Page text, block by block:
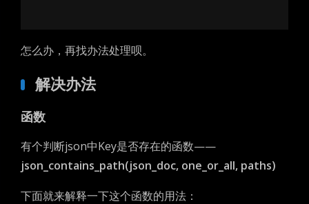
怎么办，再找办法处理呗。
解决办法
函数
有个判断json中Key是否存在的函数——
json_contains_path(json_doc, one_or_all, paths)
下面就来解释一下这个函数的用法：